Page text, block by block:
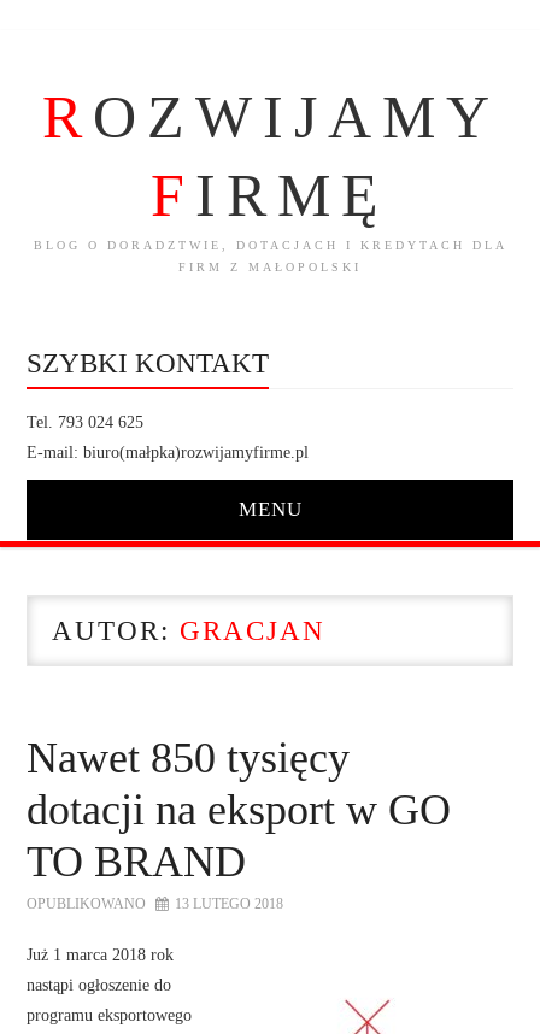
ROZWIJAMY
F IRMĘ
BLOG O DORADZTWIE, DOTACJACH I KREDYTACH DLA
FIRM Z MAŁOPOLSKI
SZYBKI KONTAKT
Tel. 793 024 625
E-mail: biuro(małpka)rozwijamyfirme.pl
MENU
O NAS
SZKOLENIA
KONTAKT
AUTOR: GRACJAN
Nawet 850 tysięcy
dotacji na eksport w GO
TO BRAND
OPUBLIKOWANO 13 LUTEGO 2018
Już 1 marca 2018 rok
nastąpi ogłoszenie do
programu eksportowego